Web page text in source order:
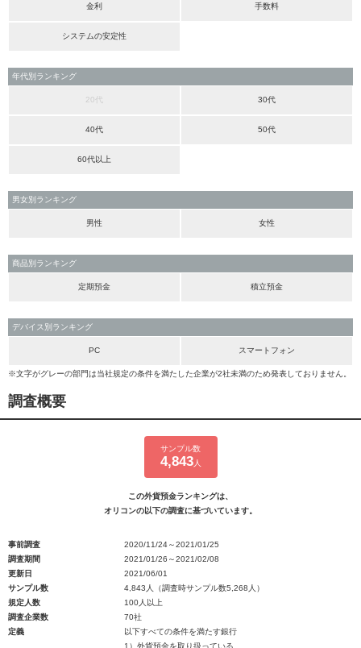
金利 手数料
システムの安定性
年代別ランキング
20代 30代
40代 50代
60代以上
男女別ランキング
男性 女性
商品別ランキング
定期預金 積立預金
デバイス別ランキング
PC スマートフォン
※文字がグレーの部門は当社規定の条件を満たした企業が2社未満のため発表しておりません。
調査概要
サンプル数
4,843人
この外貨預金ランキングは、
オリコンの以下の調査に基づいています。
事前調査
2020/11/24～2021/01/25
調査期間
2021/01/26～2021/02/08
更新日
2021/06/01
サンプル数
4,843人（調査時サンプル数5,268人）
規定人数
100人以上
調査企業数
70社
定義
以下すべての条件を満たす銀行
1）外貨預金を取り扱っている